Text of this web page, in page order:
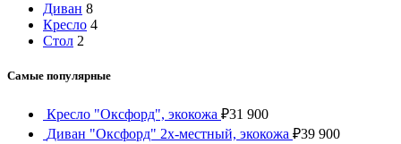
Диван 8
Кресло 4
Стол 2
Самые популярные
Кресло "Оксфорд", экокожа ₽31 900
Диван "Оксфорд" 2х-местный, экокожа ₽39 900